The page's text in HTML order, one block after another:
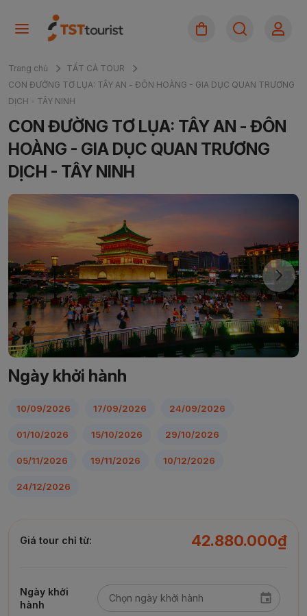
Trang chủ
TẤT CẢ TOUR
CON ĐƯỜNG TƠ LỤA: TÂY AN - ĐÔN HOÀNG - GIA DỤC QUAN TRƯƠNG
DỊCH - TÂY NINH
CON ĐƯỜNG TƠ LỤA: TÂY AN - ĐÔN
HOÀNG - GIA DỤC QUAN TRƯƠNG
DỊCH - TÂY NINH
Ngày khởi hành
10/09/2026 17/09/2026 24/09/2026
01/10/2026 15/10/2026 29/10/2026
05/11/2026 19/11/2026 10/12/2026
24/12/2026
Giá tour chỉ từ: 42.880.000₫
Ngày khởi
hành